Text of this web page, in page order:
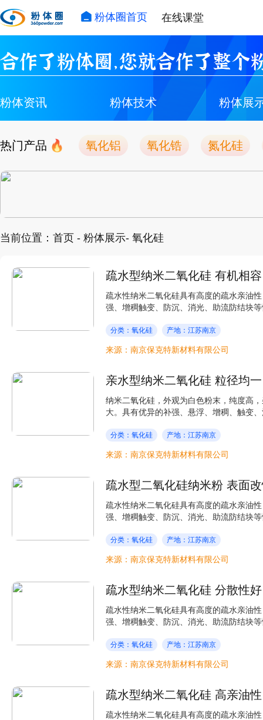
粉体圈首页 在线课堂
合作了粉体圈，您就合作了整个
粉体资讯 粉体技术 粉体展
热门产品 氧化铝 氧化锆 氮化硅
当前位置： 首页 - 粉体展示- 氧化硅
疏水型纳米二氧化硅 有机相
疏水性纳米二氧化硅具有高度的疏水亲油
强、增稠触变、防沉、消光、助流防结块
分类：氧化硅 产地：江苏南京
来源：南京保克特新材料有限公司
亲水型纳米二氧化硅 粒径均
纳米二氧化硅，外观为白色粉末，纯度高
大。具有优异的补强、悬浮、增稠、触变
分类：氧化硅 产地：江苏南京
来源：南京保克特新材料有限公司
疏水型二氧化硅纳米粉 表面
疏水性纳米二氧化硅具有高度的疏水亲油
强、增稠触变、防沉、消光、助流防结块
分类：氧化硅 产地：江苏南京
来源：南京保克特新材料有限公司
疏水型纳米二氧化硅 分散性
疏水性纳米二氧化硅具有高度的疏水亲油
强、增稠触变、防沉、消光、助流防结块
分类：氧化硅 产地：江苏南京
来源：南京保克特新材料有限公司
疏水型纳米二氧化硅 高亲油
疏水性纳米二氧化硅具有高度的疏水亲油